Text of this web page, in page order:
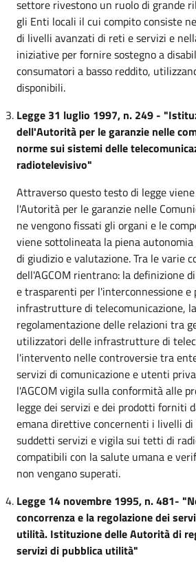
settore rivestono un ruolo di grande
gli Enti locali il cui compito consiste
di livelli avanzati di reti e servizi e
iniziative per fornire sostegno a
consumatori a basso reddito,
disponibili.
Legge 31 luglio 1997, n. 249 -
dell'Autorità per le garanzie nelle
norme sui sistemi delle
radiotelevisivo"
Attraverso questo testo di legge
l'Autorità per le garanzie nelle
ne vengono fissati gli organi e le
viene sottolineata la piena autonomia
di giudizio e valutazione. Tra le varie
dell'AGCOM rientrano: la definizione
e trasparenti per l'interconnessione e
infrastrutture di telecomunicazione, la
regolamentazione delle relazioni tra
utilizzatori delle infrastrutture di
l'intervento nelle controversie tra
servizi di comunicazione e utenti
l'AGCOM vigila sulla conformità alle
legge dei servizi e dei prodotti forniti
emana direttive concernenti i livelli di
suddetti servizi e vigila sui tetti di
compatibili con la salute umana e
non vengano superati.
Legge 14 novembre 1995, n. 481-
concorrenza e la regolazione dei
utilità. Istituzione delle Autorità di
servizi di pubblica utilità"